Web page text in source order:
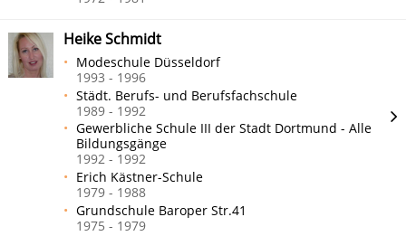
Heike Schmidt
Modeschule Düsseldorf
1993 - 1996
Städt. Berufs- und Berufsfachschule
1989 - 1992
Gewerbliche Schule III der Stadt Dortmund - Alle
Bildungsgänge
1992 - 1992
Erich Kästner-Schule
1979 - 1988
Grundschule Baroper Str.41
1975 - 1979